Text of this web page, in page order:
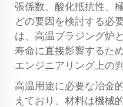
張係数、酸化抵抗性、
どの要因を検討する必
は、高温ブラジング炉
寿命に直接影響するた
エンジニアリング上の
高温用途に必要な冶金
えており、材料は機械